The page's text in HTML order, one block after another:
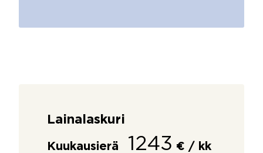
Lainalaskuri
Kuukausierä 1243 € / kk